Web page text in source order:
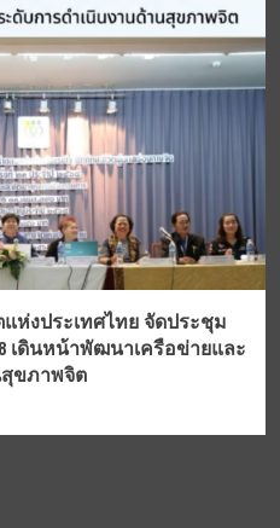
ห่งประเทศไทย จัดประชุม
เดินหน้าพัฒนาเครือข่ายและ
ขภาพจิต